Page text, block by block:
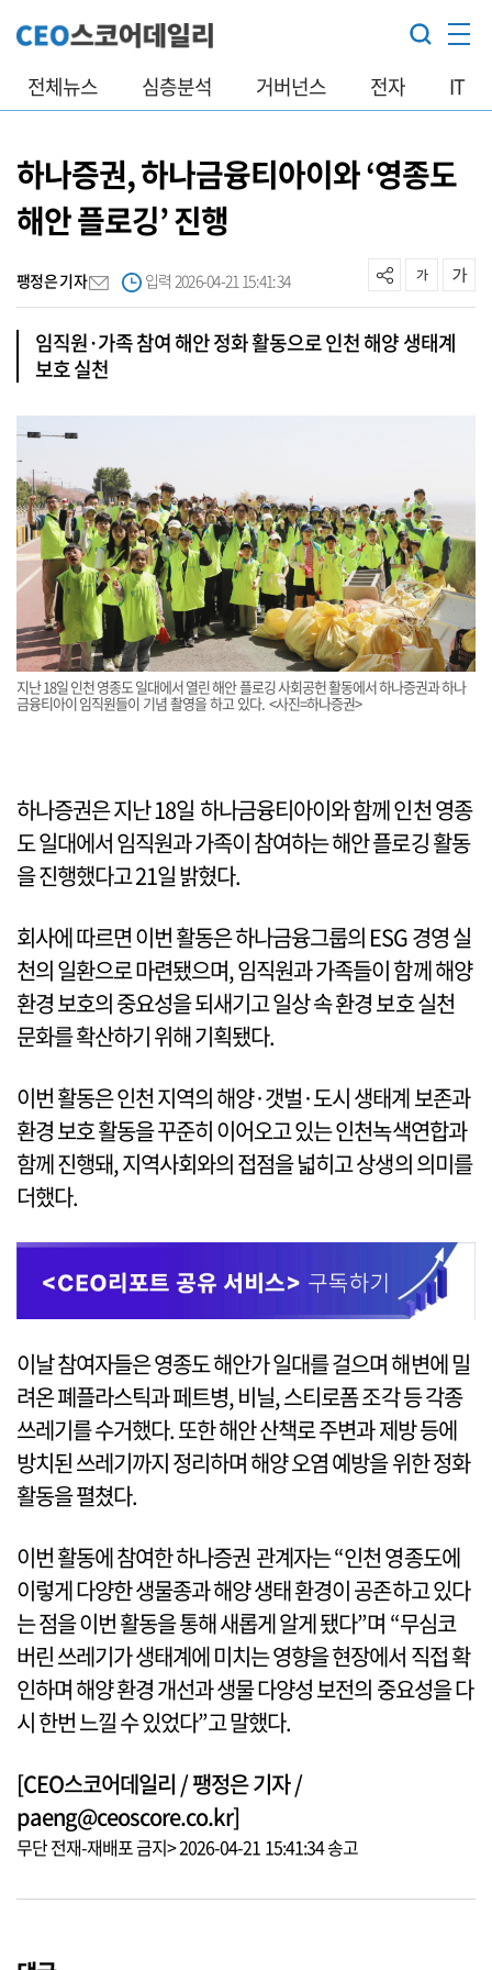
전체뉴스 심층분석 거버넌스 전자 IT
하나증권, 하나금융티아이와 ‘영종도
해안 플로깅’ 진행
팽정은 기자 입력 2026-04-21 15:41:34
임직원·가족 참여 해안 정화 활동으로 인천 해양 생태계
보호 실천
지난 18일 인천 영종도 일대에서 열린 해안 플로깅 사회공헌 활동에서 하나증권과 하나
금융티아이 임직원들이 기념 촬영을 하고 있다. <사진=하나증권>
하나증권은 지난 18일 하나금융티아이와 함께 인천 영종
도 일대에서 임직원과 가족이 참여하는 해안 플로깅 활동
을 진행했다고 21일 밝혔다.
회사에 따르면 이번 활동은 하나금융그룹의 ESG 경영 실
천의 일환으로 마련됐으며, 임직원과 가족들이 함께 해양
환경 보호의 중요성을 되새기고 일상 속 환경 보호 실천
문화를 확산하기 위해 기획됐다.
이번 활동은 인천 지역의 해양·갯벌·도시 생태계 보존과
환경 보호 활동을 꾸준히 이어오고 있는 인천녹색연합과
함께 진행돼, 지역사회와의 접점을 넓히고 상생의 의미를
더했다.
이날 참여자들은 영종도 해안가 일대를 걸으며 해변에 밀
려온 폐플라스틱과 페트병, 비닐, 스티로폼 조각 등 각종
쓰레기를 수거했다. 또한 해안 산책로 주변과 제방 등에
방치된 쓰레기까지 정리하며 해양 오염 예방을 위한 정화
활동을 펼쳤다.
이번 활동에 참여한 하나증권 관계자는 “인천 영종도에
이렇게 다양한 생물종과 해양 생태 환경이 공존하고 있다
는 점을 이번 활동을 통해 새롭게 알게 됐다”며 “무심코
버린 쓰레기가 생태계에 미치는 영향을 현장에서 직접 확
인하며 해양 환경 개선과 생물 다양성 보전의 중요성을 다
시 한번 느낄 수 있었다”고 말했다.
[CEO스코어데일리 / 팽정은 기자 /
paeng@ceoscore.co.kr]
무단 전재-재배포 금지> 2026-04-21 15:41:34 송고